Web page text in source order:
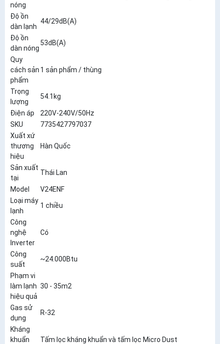
nóng
Độ ồn
dàn lạnh
44/29dB(A)
Độ ồn
dàn nóng
53dB(A)
Quy
cách sản
phẩm
1 sản phẩm / thùng
Trọng
lượng
54.1kg
Điện áp
220V-240V/50Hz
SKU
7735427797037
Xuất xứ
thương
hiệu
Hàn Quốc
Sản xuất
tại
Thái Lan
Model
V24ENF
Loại máy
lạnh
1 chiều
Công
nghệ
Inverter
Có
Công
suất
~24.000Btu
Phạm vi
làm lạnh
hiệu quả
30 - 35m2
Gas sử
dụng
R-32
Kháng
khuẩn
Tấm lọc kháng khuẩn và tấm lọc Micro Dust